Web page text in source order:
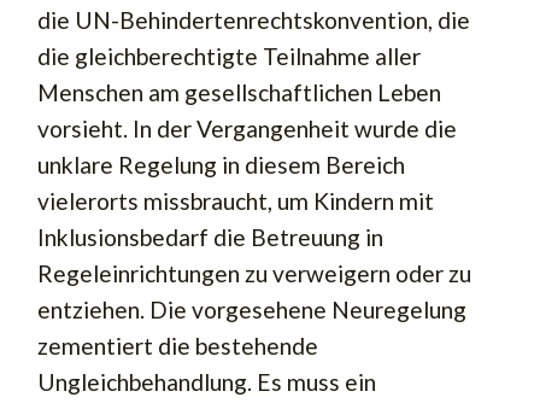
die UN-Behindertenrechtskonvention, die
die gleichberechtigte Teilnahme aller
Menschen am gesellschaftlichen Leben
vorsieht. In der Vergangenheit wurde die
unklare Regelung in diesem Bereich
vielerorts missbraucht, um Kindern mit
Inklusionsbedarf die Betreuung in
Regeleinrichtungen zu verweigern oder zu
entziehen. Die vorgesehene Neuregelung
zementiert die bestehende
Ungleichbehandlung. Es muss ein